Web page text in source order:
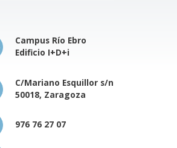
Campus Río Ebro
Edificio I+D+i
C/Mariano Esquillor s/n
50018, Zaragoza
976 76 27 07